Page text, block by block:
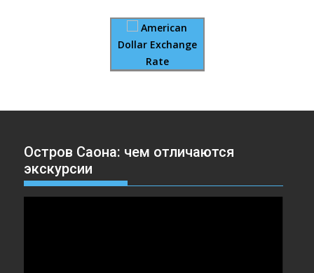
American
Dollar Exchange
Rate
Остров Саона: чем отличаются
экскурсии